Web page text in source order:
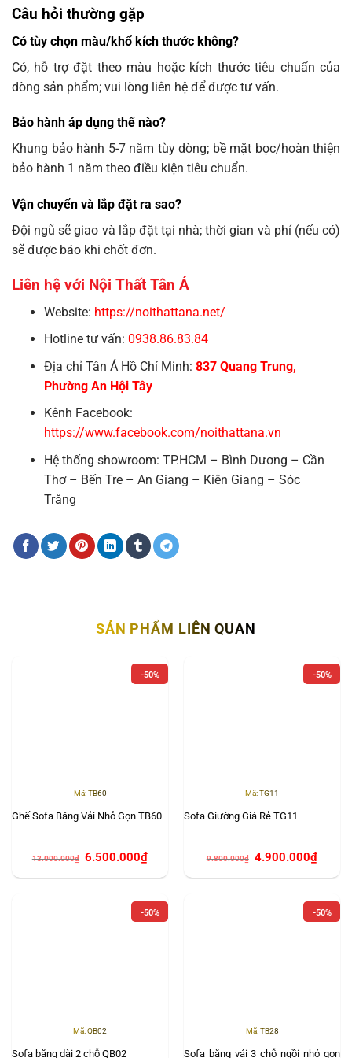
Câu hỏi thường gặp
Có tùy chọn màu/khổ kích thước không?
Có, hỗ trợ đặt theo màu hoặc kích thước tiêu chuẩn của
dòng sản phẩm; vui lòng liên hệ để được tư vấn.
Bảo hành áp dụng thế nào?
Khung bảo hành 5-7 năm tùy dòng; bề mặt bọc/hoàn thiện
bảo hành 1 năm theo điều kiện tiêu chuẩn.
Vận chuyển và lắp đặt ra sao?
Đội ngũ sẽ giao và lắp đặt tại nhà; thời gian và phí (nếu có)
sẽ được báo khi chốt đơn.
Liên hệ với Nội Thất Tân Á
Website: https://noithattana.net/
Hotline tư vấn: 0938.86.83.84
Địa chỉ Tân Á Hồ Chí Minh: 837 Quang Trung,
Phường An Hội Tây
Kênh Facebook:
https://www.facebook.com/noithattana.vn
Hệ thống showroom: TP.HCM – Bình Dương – Cần
Thơ – Bến Tre – An Giang – Kiên Giang – Sóc
Trăng
SẢN PHẨM LIÊN QUAN
-50%
Mã: TB60
Ghế Sofa Băng Vải Nhỏ Gọn TB60
13.000.000₫
Giá
gốc
6.500.000₫Giá
-50%
Mã: TG11
Sofa Giường Giá Rẻ TG11
9.800.000₫
Giá
gốc
4.900.000₫Giá
-50%
Mã: QB02
Sofa băng dài 2 chỗ QB02
-50%
Mã: TB28
Sofa băng vải 3 chỗ ngồi nhỏ gọn